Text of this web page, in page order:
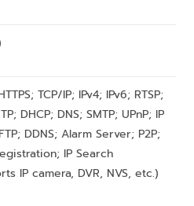
TCP/IP; IPv4; IPv6; RTSP;
DHCP; DNS; SMTP; UPnP; IP
DDNS; Alarm Server; P2P;
IP Search
IP camera, DVR, NVS, etc.)